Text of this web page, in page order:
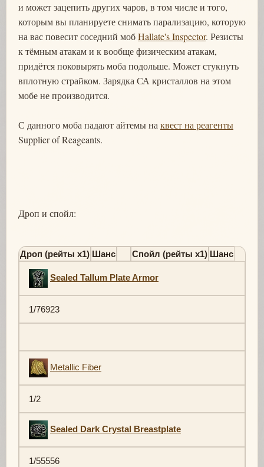
и может зацепить других чаров, в том числе и того,
которым вы планируете снимать парализацию, которую
на вас повесит соседний мобHallate's Inspector. Резисты
к тёмным атакам и к вообще физическим атакам,
придётся поковырять моба подольше. Может стукнуть
вплотную страйком. Зарядка СА кристаллов на этом
мобе не производится.
С данного моба падают айтемы на квест на реагенты
Supplier of Reageants.
Дроп и спойл:
Дроп (рейты х1) Шанс Спойл (рейты х1) Шанс
Sealed Tallum Plate Armor
1/76923
Metallic Fiber
1/2
Sealed Dark Crystal Breastplate
1/55556